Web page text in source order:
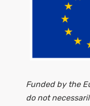
Funded by the
do not